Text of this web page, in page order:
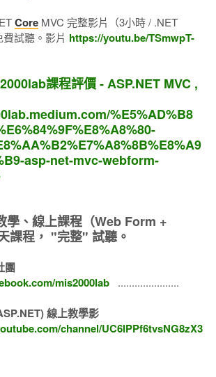
CoreMVC 完整影片（3小時 / .NET
試聽。影片 https://youtu.be/TSmwpT-
課程評價 - ASP.NET MVC ,
%E5%AD%B8
asp-net-mvc-webform-
學、線上課程（Web Form +
課程， "完整" 試聽。
團
mis2000lab
......................
線上教學影
channel/UC6IPPf6tvsNG8zX3